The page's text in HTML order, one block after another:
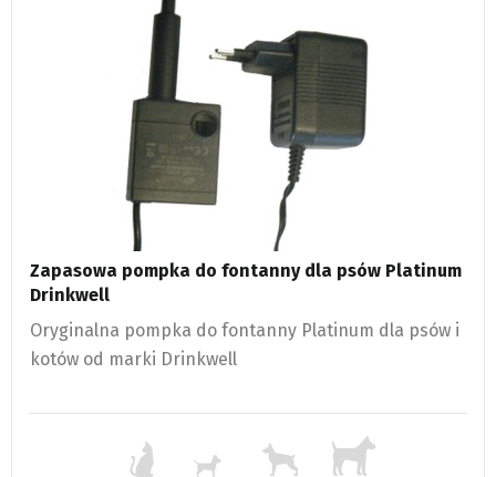
Zapasowa pompka do fontanny dla psów Platinum
Drinkwell
Oryginalna pompka do fontanny Platinum dla psów i
kotów od marki Drinkwell